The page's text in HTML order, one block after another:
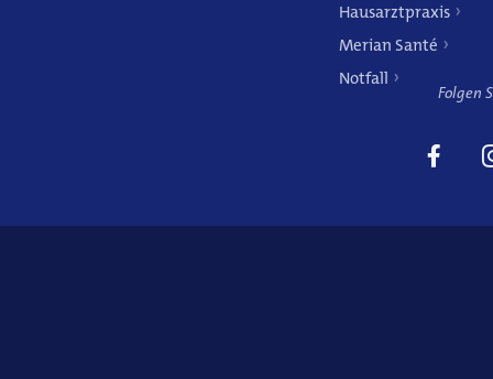
Hausarztpraxis
Merian Santé
Notfall
Folgen